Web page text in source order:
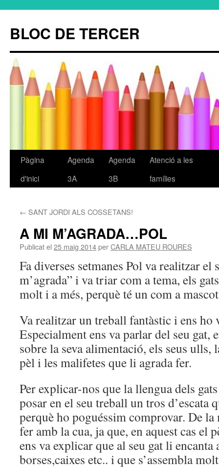
BLOC DE TERCER
Vés
Pàgina
d'inici
Agenda
3A
Agenda
3B
Atenció a les
famílies
← SANT JORDI ALS COSSETANS!
A MI M’AGRADA…POL
Publicat el 25 maig 2014perCARLA MATEU ROURES
Fa diverses setmanes Pol va realitzar el
m’agrada” i va triar com a tema, els
molt i a més, perquè té un com a
Va realitzar un treball fantàstic i ens ho
Especialment ens va parlar del seu gat,
sobre la seva alimentació, els seus ulls,
pèl i les malifetes que li agrada fer.
Per explicar-nos que la llengua dels
posar en el seu treball un tros d’escata
perquè ho poguéssim comprovar. De la
fer amb la cua, ja que, en aquest cas el
ens va explicar que al seu gat li encanta
borses,caixes etc.. i que s’assembla